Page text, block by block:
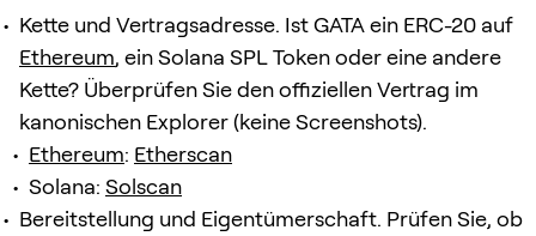
Kette und Vertragsadresse. Ist GATA ein ERC-20 auf
Ethereum, ein Solana SPL Token oder eine andere
Kette? Überprüfen Sie den offiziellen Vertrag im
kanonischen Explorer (keine Screenshots).
Ethereum: Etherscan
Solana: Solscan
Bereitstellung und Eigentümerschaft. Prüfen Sie, ob